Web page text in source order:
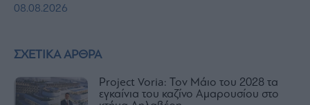
ΣΧΕΤΙΚΑ ΑΡΘΡΑ
Project Voria: Τον Μάιο του 2028 τα
εγκαίνια του καζίνο Αμαρουσίου στο
08.08.2026